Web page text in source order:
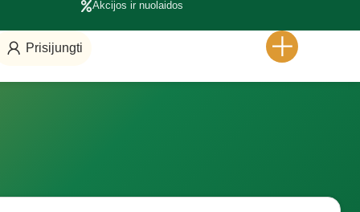
Akcijos ir nuolaidos
Prisijungti